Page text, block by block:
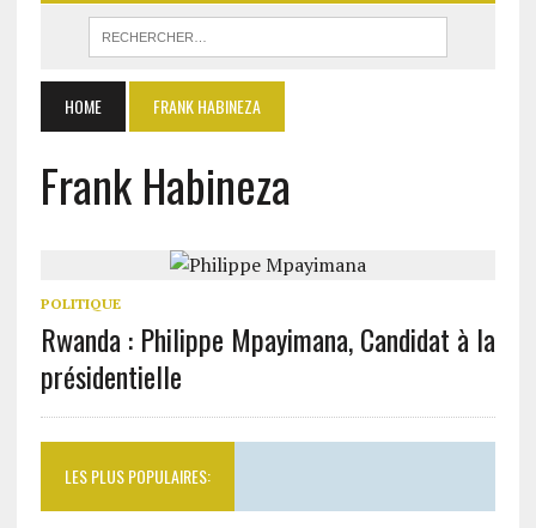
HOME FRANK HABINEZA
Frank Habineza
POLITIQUE
Rwanda : Philippe Mpayimana, Candidat à la
présidentielle
LES PLUS POPULAIRES: